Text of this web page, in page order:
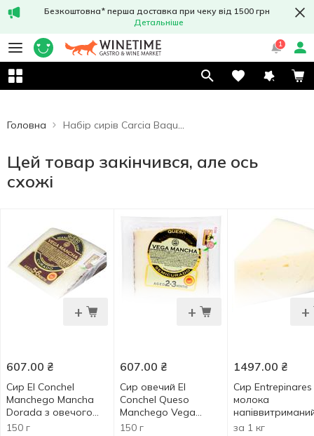
Безкоштовна* перша доставка при чеку від 1500 грн
Детальніше
1
Головна Набір сирів Carcia Baquero Іберіко, манчего та козиний 150г
Цей товар закінчився, але ось
схожі
+
607.00 ₴
Сир El Conchel
Manchego Mancha
Dorada з овечого
молока 5-6 місяців
150 г
+
607.00 ₴
Сир овечий El
Conchel Queso
Manchego Vega
Mancha Dorada 2-3
150 г
+
1497.00 ₴
Сир
молока
за 1 кг